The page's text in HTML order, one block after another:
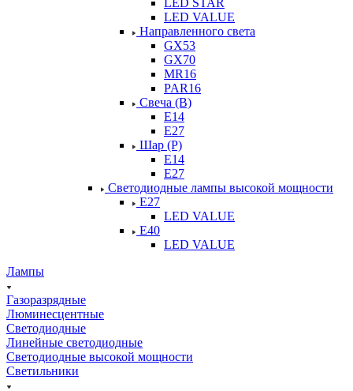
LED VALUE
Направленного света
GX53
GX70
MR16
PAR16
Свеча (В)
Е14
Е27
Шар (Р)
Е14
Е27
Светодиодные лампы высокой мощности
Е27
LED VALUE
Е40
LED VALUE
Лампы
Газоразрядные
Люминесцентные
Светодиодные
Линейные светодиодные
Светодиодные высокой мощности
Светильники